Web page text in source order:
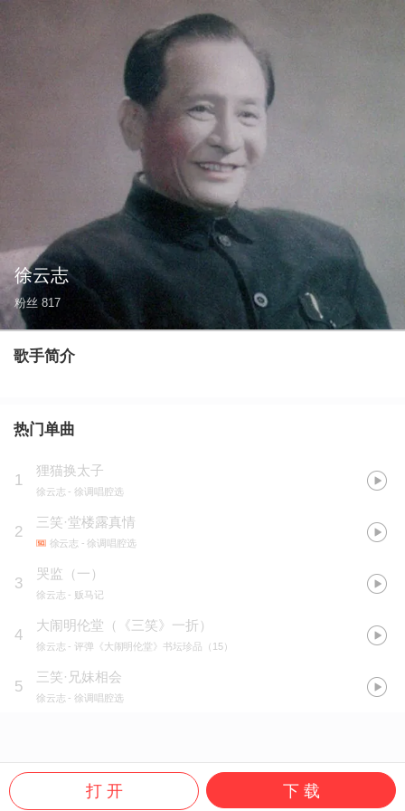
徐云志
粉丝 817
歌手简介
热门单曲
1
狸猫换太子
徐云志 - 徐调唱腔选
2
三笑·堂楼露真情
徐云志 - 徐调唱腔选
3
哭监（一）
徐云志 - 贩马记
4
大闹明伦堂（《三笑》一折）
徐云志 - 评弹《大闹明伦堂》书坛珍品（15）
5
三笑·兄妹相会
徐云志 - 徐调唱腔选
打 开 下 载